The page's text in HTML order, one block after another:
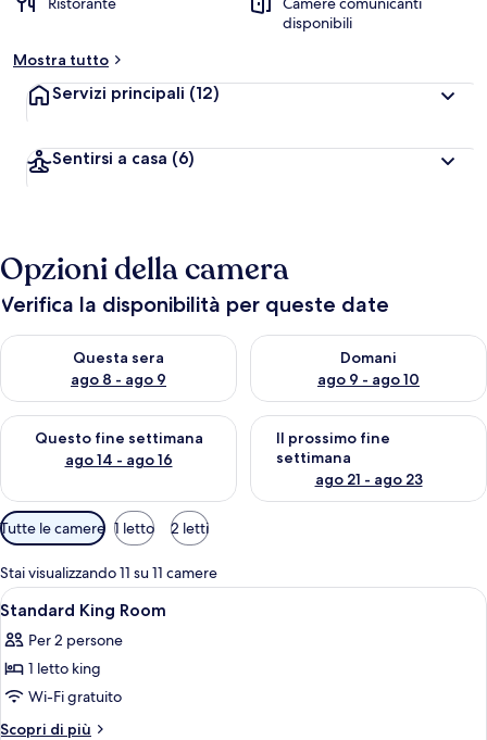
disponibili
Mostra tutto
Servizi principali (12)
Sentirsi a casa (6)
Opzioni della camera
Verifica la disponibilità per queste date
Questa sera
ago 8 - ago 9
Verifica la disponibilità per questa sera, ago 8 - ago 9
Domani
ago 9 - ago 10
Verifica la disponibilità per
Questo fine settimana
ago 14 - ago 16
Verifica la disponibilità per questo fine settimana, ago 14 -
Il prossimo fine
settimana
ago 21 - ago 23
Verifica la disponibilità per il
Filtri
disponibili
per
le
camere
Tutte le camere 1 letto 2 letti
Stai visualizzando 11 su 11 camere
Apri
tutte
le
foto
per
Standard
Una camera d'albergo con un letto
6
Standard King Room
Per 2 persone
1 letto king
Wi-Fi gratuito
Scopri di più
Altri